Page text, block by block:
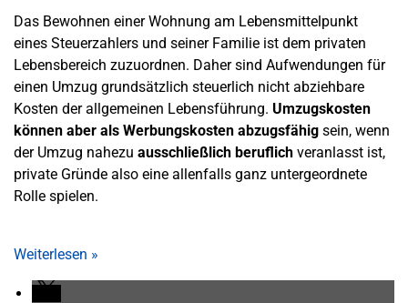
Das Bewohnen einer Wohnung am Lebensmittelpunkt
eines Steuerzahlers und seiner Familie ist dem privaten
Lebensbereich zuzuordnen. Daher sind Aufwendungen für
einen Umzug grundsätzlich steuerlich nicht abziehbare
Kosten der allgemeinen Lebensführung. Umzugskosten
können aber als Werbungskosten abzugsfähig sein, wenn
der Umzug nahezu ausschließlich beruflich veranlasst ist,
private Gründe also eine allenfalls ganz untergeordnete
Rolle spielen.
Weiterlesen »